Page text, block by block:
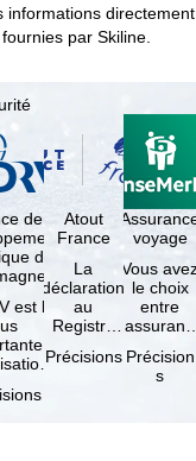
informations directement
par Skiline.
de
de
est la
Atout
France
La
déclaration
au
Registre
Opérateurs
Précisions
voyage
Vous
le choix
entre
et
Précision
s